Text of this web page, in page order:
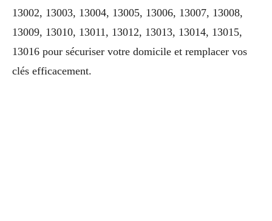
13002, 13003, 13004, 13005, 13006, 13007, 13008,
13009, 13010, 13011, 13012, 13013, 13014, 13015,
13016 pour sécuriser votre domicile et remplacer vos
clés efficacement.